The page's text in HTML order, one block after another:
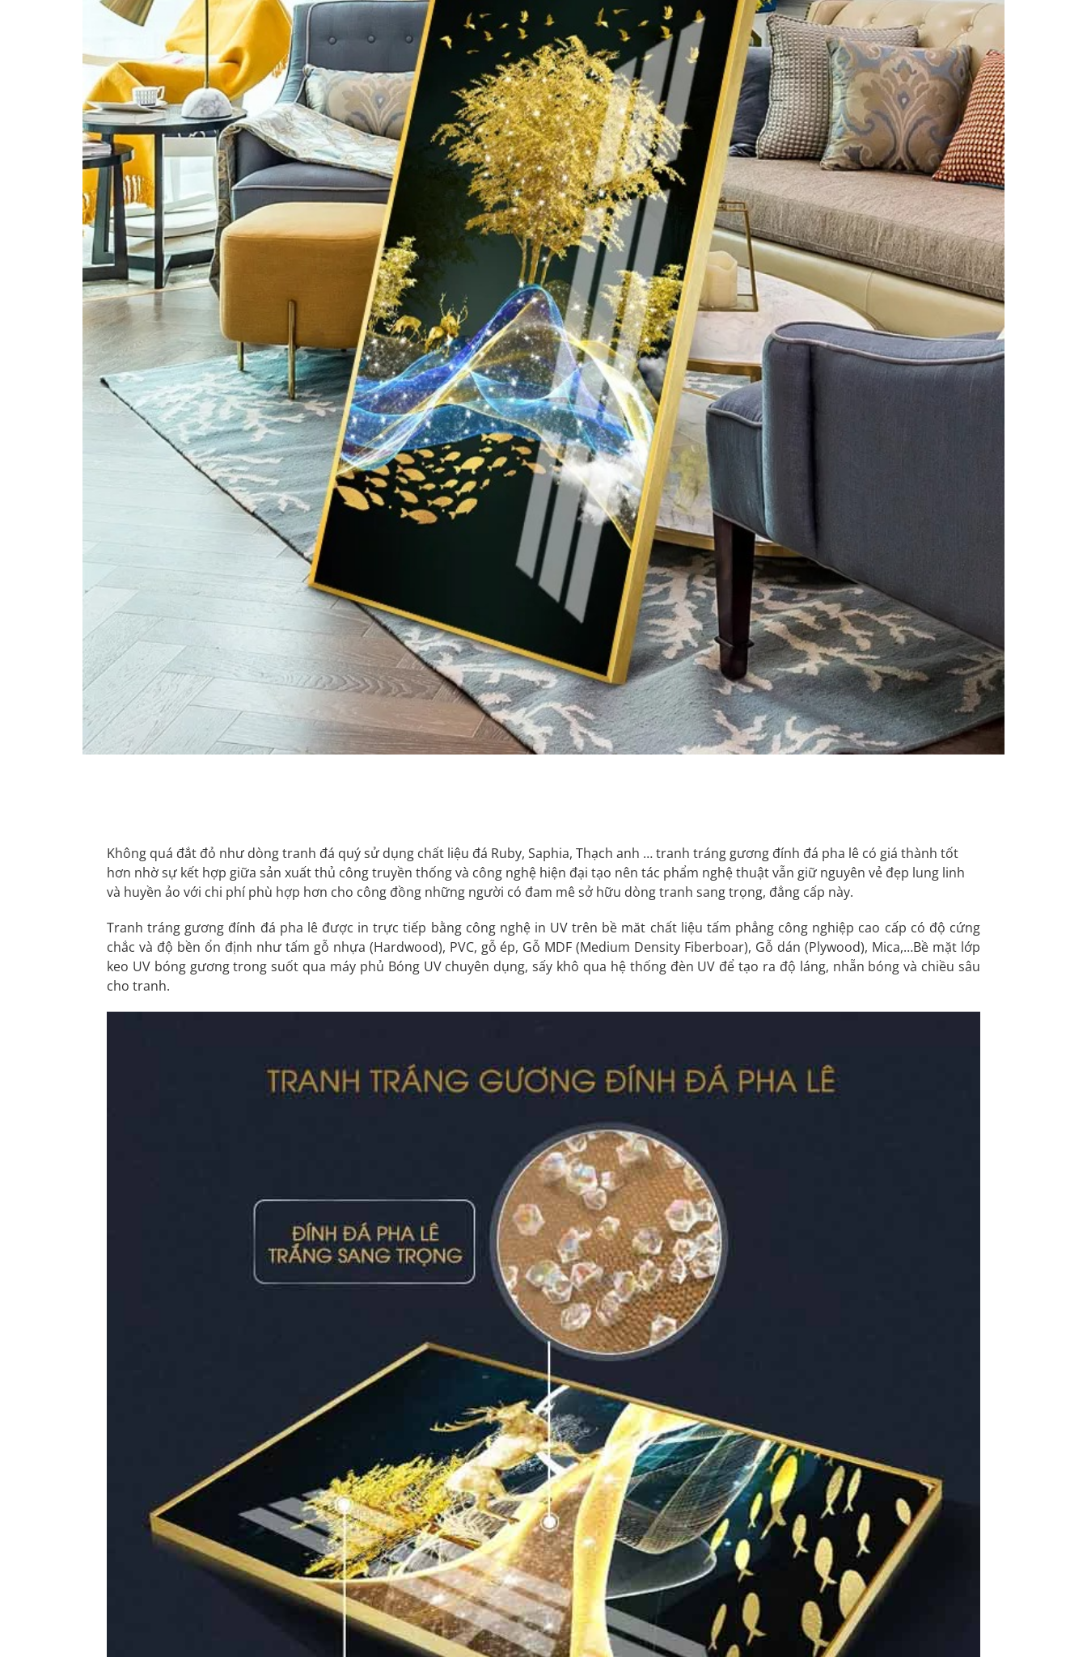
Không quá đắt đỏ như dòng tranh đá quý sử dụng chất liệu đá Ruby, Saphia, Thạch anh … tranh tráng gương đính đá pha lê có giá thành tốt
hơn nhờ sự kết hợp giữa sản xuất thủ công truyền thống và công nghệ hiện đại tạo nên tác phẩm nghệ thuật vẫn giữ nguyên vẻ đẹp lung linh
và huyền ảo với chi phí phù hợp hơn cho công đồng những người có đam mê sở hữu dòng tranh sang trọng, đẳng cấp này.
Tranh tráng gương đính đá pha lê được in trực tiếp bằng công nghệ in UV trên bề măt chất liệu tấm phẳng công nghiệp cao cấp có độ cứng
chắc và độ bền ổn định như tấm gỗ nhựa (Hardwood), PVC, gỗ ép, Gỗ MDF (Medium Density Fiberboar), Gỗ dán (Plywood), Mica,…Bề mặt lớp
keo UV bóng gương trong suốt qua máy phủ Bóng UV chuyên dụng, sấy khô qua hệ thống đèn UV để tạo ra độ láng, nhẵn bóng và chiều sâu
cho tranh.